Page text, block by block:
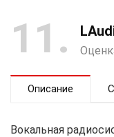
11
Описание
Вокальная